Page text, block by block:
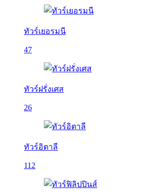
ทัวร์เยอรมนี
47
ทัวร์ฝรั่งเศส
26
ทัวร์อิตาลี
112